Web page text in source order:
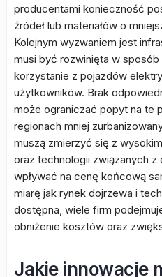
producentami konieczność
źródeł lub materiałów o
Kolejnym wyzwaniem jest
musi być rozwinięta w
korzystanie z pojazdów
użytkowników. Brak
może ograniczać popyt na te
regionach mniej
muszą zmierzyć się z
oraz technologii związanych
wpływać na cenę końcową
miarę jak rynek dojrzewa i
dostępna, wiele firm
obniżenie kosztów oraz
Jakie innowacje